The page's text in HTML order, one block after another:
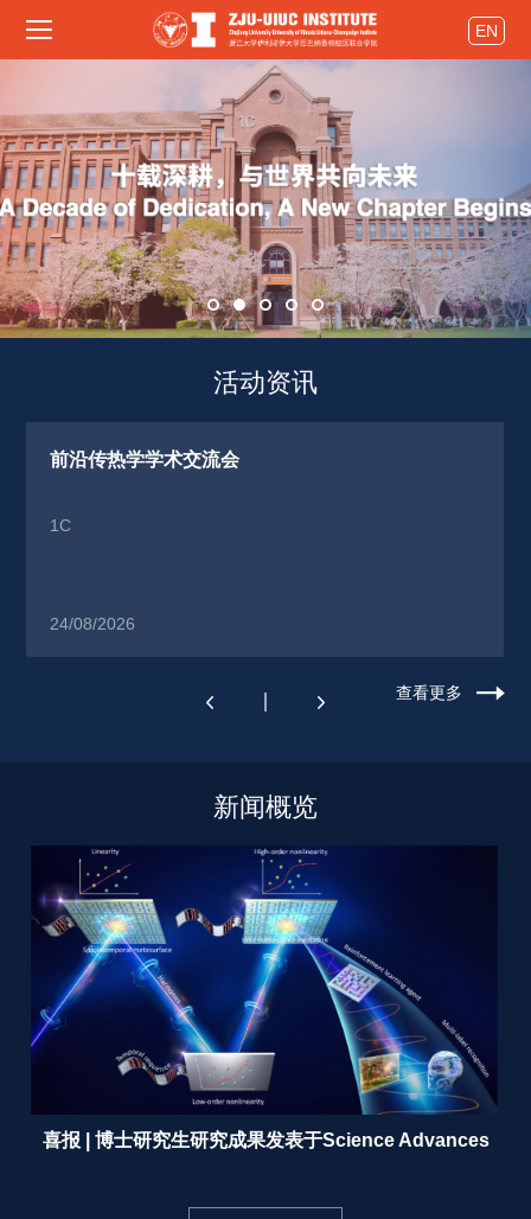
EN
活动资讯
前沿传热学学术交流会
1C
24/08/2026
查看更多
新闻概览
喜报 | 博士研究生研究成果发表于Science Advances